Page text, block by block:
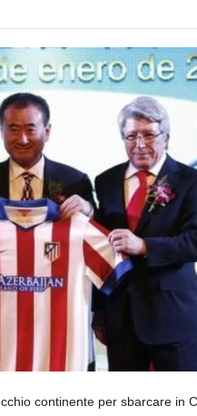
continente per sbarcare in